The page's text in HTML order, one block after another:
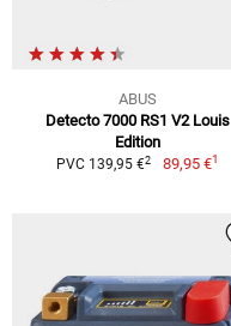
ABUS
Detecto 7000 RS1 V2 Louis
Edition
PVC 139,95 €2 89,95 €1